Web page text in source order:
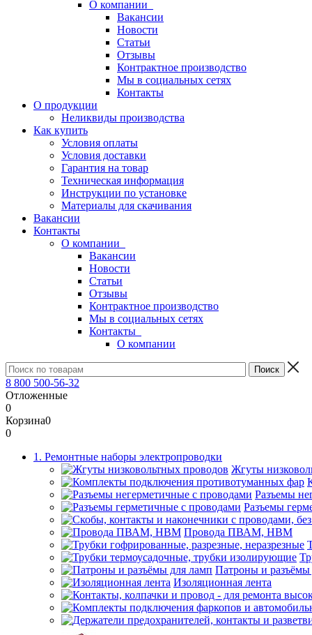
О компании
Вакансии
Новости
Статьи
Отзывы
Контрактное производство
Мы в социальных сетях
Контакты
О продукции
Неликвиды производства
Как купить
Условия оплаты
Условия доставки
Гарантия на товар
Техническая информация
Инструкции по установке
Материалы для скачивания
Вакансии
Контакты
О компании
Вакансии
Новости
Статьи
Отзывы
Контрактное производство
Мы в социальных сетях
Контакты
О компании
8 800 500-56-32
Отложенные
0
Корзина0
0
1. Ремонтные наборы электропроводки
Жгуты
Разъемы
Разъемы
Провода ПВАМ, НВМ
Патроны и разъёмы
Изоляционная лента